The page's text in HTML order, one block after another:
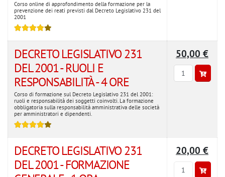
Corso online di approfondimento della formazione per la
prevenzione dei reati previsti dal Decreto Legislativo 231 del
2001
DECRETO LEGISLATIVO 231
DEL 2001 - RUOLI E
RESPONSABILITÀ - 4 ORE
Corso di formazione sul Decreto Legislativo 231 del 2001:
ruoli e responsabilità dei soggetti coinvolti. La formazione
obbligatoria sulla responsabilità amministrativa delle società
per amministratori e dipendenti.
50,00 €
DECRETO LEGISLATIVO 231
DEL 2001 - FORMAZIONE
20,00 €